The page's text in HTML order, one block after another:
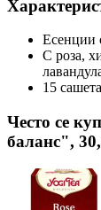
Есенции
С роза,
15 сашета
Често се
баланс",